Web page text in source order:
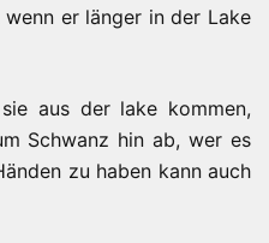
er länger in der Lake
aus der lake kommen,
Schwanz hin ab, wer es
zu haben kann auch